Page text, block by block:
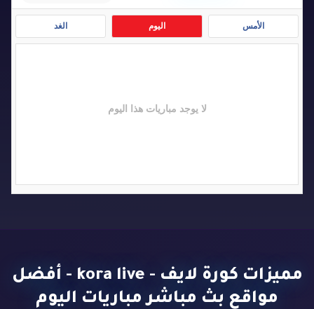
الأمس اليوم الغد
لا يوجد مباريات هذا اليوم
مميزات كورة لايف - kora live - أفضل
مواقع بث مباشر مباريات اليوم